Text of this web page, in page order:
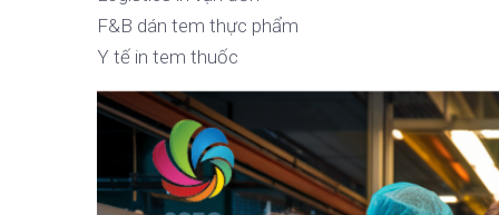
F&B dán tem thực phẩm
Y tế in tem thuốc